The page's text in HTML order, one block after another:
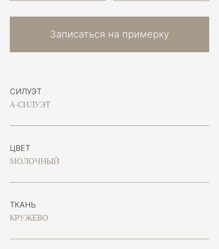
СИЛУЭТ
А-СИЛУЭТ
ЦВЕТ
МОЛОЧНЫЙ
ТКАНЬ
КРУЖЕВО
Записаться на примерку